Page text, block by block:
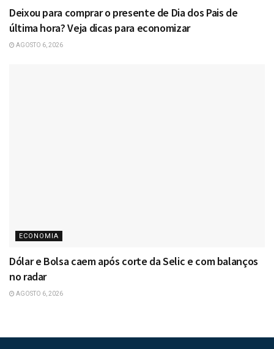
Deixou para comprar o presente de Dia dos Pais de
última hora? Veja dicas para economizar
AGOSTO 6, 2026
ECONOMIA
Dólar e Bolsa caem após corte da Selic e com balanços
no radar
AGOSTO 6, 2026